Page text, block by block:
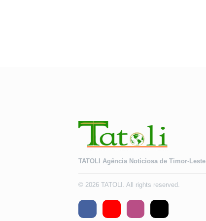
TATOLI Agência Noticiosa de Timor-Leste
© 2026 TATOLI. All rights reserved.